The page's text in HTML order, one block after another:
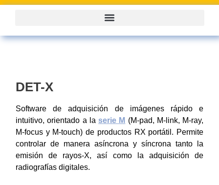
DET-X
Software de adquisición de imágenes rápido e
intuitivo, orientado a la serie M (M-pad, M-link, M-ray,
M-focus y M-touch) de productos RX portátil. Permite
controlar de manera asíncrona y síncrona tanto la
emisión de rayos-X, así como la adquisición de
radiografías digitales.